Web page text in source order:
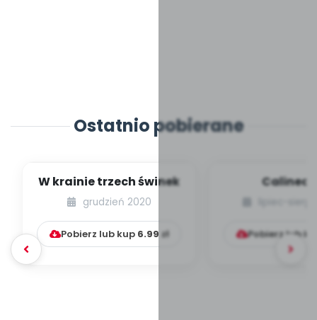
Ostatnio pobierane
W krainie trzech świnek
grudzień 2020
Pobierz lub kup 6.99 zł Pobierz lub